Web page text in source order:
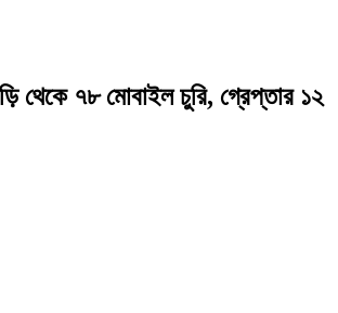
থেকে ৭৮ মোবাইল চুরি, গ্রেপ্তার ১২